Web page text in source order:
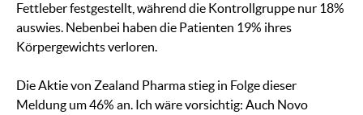
Fettleber festgestellt, während die Kontrollgruppe nur 18%
auswies. Nebenbei haben die Patienten 19% ihres
Körpergewichts verloren.
Die Aktie von Zealand Pharma stieg in Folge dieser
Meldung um 46% an. Ich wäre vorsichtig: Auch Novo